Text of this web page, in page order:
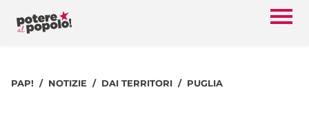
PAP! NOTIZIE DAI TERRITORI PUGLIA